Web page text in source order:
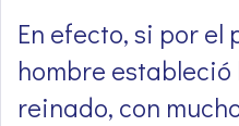
En efecto, si por el
hombre estableció
reinado, con